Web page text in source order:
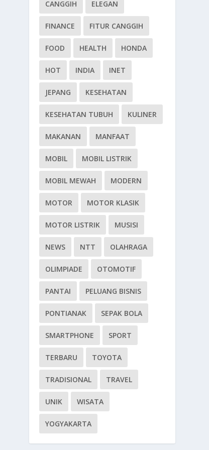
CANGGIH ELEGAN
FINANCE FITUR CANGGIH
FOOD HEALTH HONDA
HOT INDIA INET
JEPANG KESEHATAN
KESEHATAN TUBUH KULINER
MAKANAN MANFAAT
MOBIL MOBIL LISTRIK
MOBIL MEWAH MODERN
MOTOR MOTOR KLASIK
MOTOR LISTRIK MUSISI
NEWS NTT OLAHRAGA
OLIMPIADE OTOMOTIF
PANTAI PELUANG BISNIS
PONTIANAK SEPAK BOLA
SMARTPHONE SPORT
TERBARU TOYOTA
TRADISIONAL TRAVEL
UNIK WISATA
YOGYAKARTA